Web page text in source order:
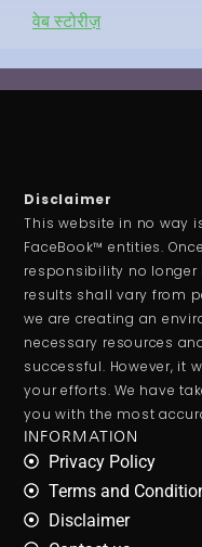
वेब स्टोरीज़
Disclaimer
This website in no way
FaceBook™ entities.
responsibility no longer
results shall vary from
we are creating an
necessary resources
successful. However, it
your efforts. We have
you with the most
INFORMATION
Privacy Policy
Terms and
Disclaimer